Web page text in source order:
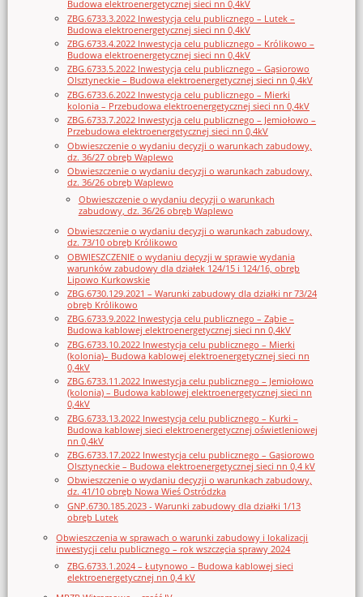
Budowa elektroenergetycznej sieci nn 0,4kV
ZBG.6733.3.2022 Inwestycja celu publicznego – Lutek –
Budowa elektroenergetycznej sieci nn 0,4kV
ZBG.6733.4.2022 Inwestycja celu publicznego – Królikowo –
Budowa elektroenergetycznej sieci nn 0,4kV
ZBG.6733.5.2022 Inwestycja celu publicznego – Gąsiorowo
Olsztyneckie – Budowa elektroenergetycznej sieci nn 0,4kV
ZBG.6733.6.2022 Inwestycja celu publicznego – Mierki
kolonia – Przebudowa elektroenergetycznej sieci nn 0,4kV
ZBG.6733.7.2022 Inwestycja celu publicznego – Jemiołowo –
Przebudowa elektroenergetycznej sieci nn 0,4kV
Obwieszczenie o wydaniu decyzji o warunkach zabudowy,
dz. 36/27 obręb Waplewo
Obwieszczenie o wydaniu decyzji o warunkach zabudowy,
dz. 36/26 obręb Waplewo
Obwieszczenie o wydaniu decyzji o warunkach
zabudowy, dz. 36/26 obręb Waplewo
Obwieszczenie o wydaniu decyzji o warunkach zabudowy,
dz. 73/10 obręb Królikowo
OBWIESZCZENIE o wydaniu decyzji w sprawie wydania
warunków zabudowy dla działek 124/15 i 124/16, obręb
Lipowo Kurkowskie
ZBG.6730.129.2021 – Warunki zabudowy dla działki nr 73/24
obręb Królikowo
ZBG.6733.9.2022 Inwestycja celu publicznego – Ząbie –
Budowa kablowej elektroenergetycznej sieci nn 0,4kV
ZBG.6733.10.2022 Inwestycja celu publicznego – Mierki
(kolonia)– Budowa kablowej elektroenergetycznej sieci nn
0,4kV
ZBG.6733.11.2022 Inwestycja celu publicznego – Jemiołowo
(kolonia) – Budowa kablowej elektroenergetycznej sieci nn
0,4kV
ZBG.6733.13.2022 Inwestycja celu publicznego – Kurki –
Budowa kablowej sieci elektroenergetycznej oświetleniowej
nn 0,4kV
ZBG.6733.17.2022 Inwestycja celu publicznego – Gąsiorowo
Olsztyneckie – Budowa elektroenergetycznej sieci nn 0,4 kV
Obwieszczenie o wydaniu decyzji o warunkach zabudowy,
dz. 41/10 obręb Nowa Wieś Ostródzka
GNP.6730.185.2023 - Warunki zabudowy dla działki 1/13
obręb Lutek
Obwieszczenia w sprawach o warunki zabudowy i lokalizacji
inwestycji celu publicznego – rok wszczęcia sprawy 2024
ZBG.6733.1.2024 – Łutynowo – Budowa kablowej sieci
elektroenergetycznej nn 0,4 kV